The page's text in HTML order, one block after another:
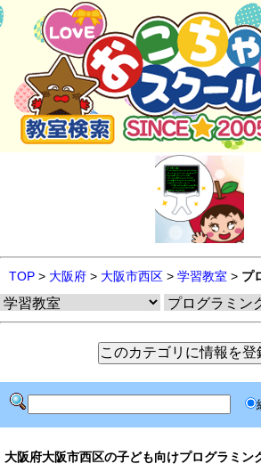
TOP > 大阪府 > 大阪市西区 > 学習教室 > プ
大阪府大阪市西区の子ども向けプログラミン